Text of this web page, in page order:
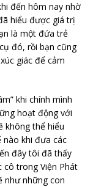
đến hôm nay nhờ
hiểu được giá trị
là một đứa trẻ
đó, rồi bạn cũng
giác để cảm
khi chính mình
hoạt động với
không thể hiểu
nào khi đưa các
đây tôi đã thấy
cô trong Viện Phát
như những con